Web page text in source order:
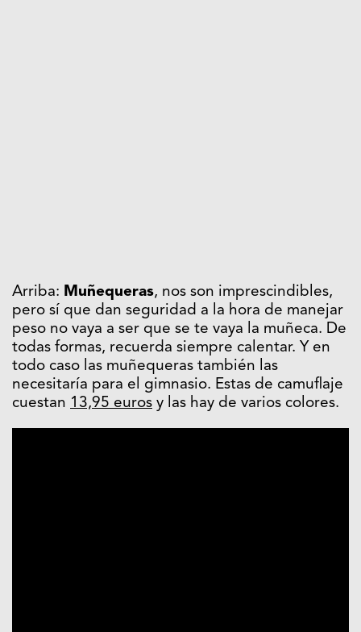
Arriba: Muñequeras, nos son imprescindibles,
pero sí que dan seguridad a la hora de manejar
peso no vaya a ser que se te vaya la muñeca. De
todas formas, recuerda siempre calentar. Y en
todo caso las muñequeras también las
necesitaría para el gimnasio. Estas de camuflaje
cuestan 13,95 euros y las hay de varios colores.